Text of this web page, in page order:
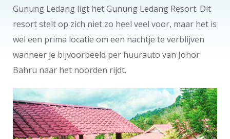
Gunung Ledang ligt het Gunung Ledang Resort. Dit
resort stelt op zich niet zo heel veel voor, maar het is
wel een prima locatie om een nachtje te verblijven
wanneer je bijvoorbeeld per huurauto van Johor
Bahru naar het noorden rijdt.